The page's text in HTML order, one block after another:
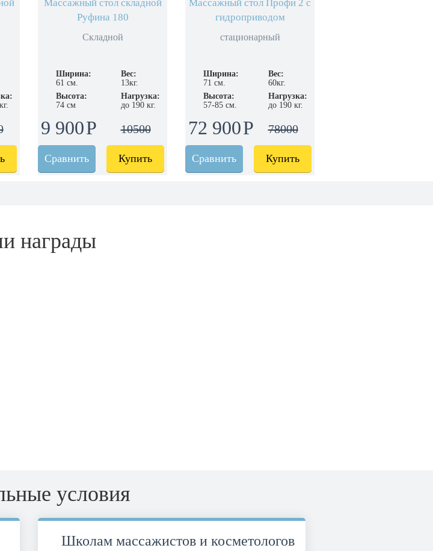
Массажный стол складной
Руфина 180
Складной
Ширина:
61 см.
Вес:
13кг.
Высота:
74 см
Нагрузка:
до 190 кг.
9 900 10500
Сравнить Купить
Массажный стол Профи 2 с
гидроприводом
стационарный
Ширина:
71 см.
Вес:
60кг.
Высота:
57-85 см.
Нагрузка:
до 190 кг.
72 900 78000
Сравнить Купить
награды
условия
Школам массажистов и косметологов